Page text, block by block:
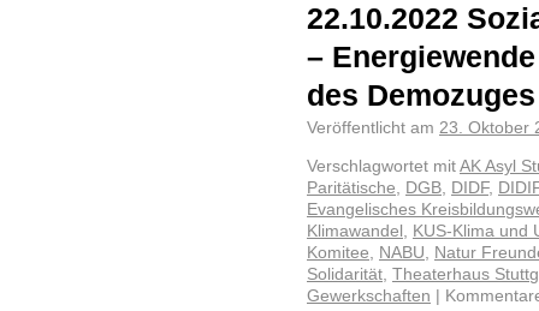
22.10.2022
–
des
Veröffentlicht am 23. Oktober
Verschlagwortet mit AK Asyl
Paritätische, DGB, DIDF,
Evangelisches
Klimawandel , KUS-Klima und
Komitee, NABU, Natur
Solidarität, Theaterhaus
Gewerkschaften